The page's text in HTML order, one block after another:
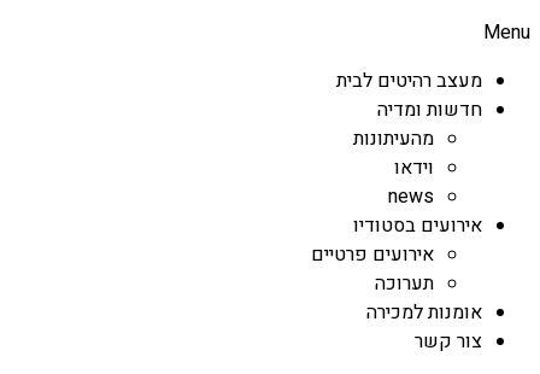
Menu
מעצב רהיטים לבית
חדשות ומדיה
מהעיתונות
וידאו
news
אירועים בסטודיו
אירועים פרטיים
תערוכה
אומנות למכירה
צור קשר